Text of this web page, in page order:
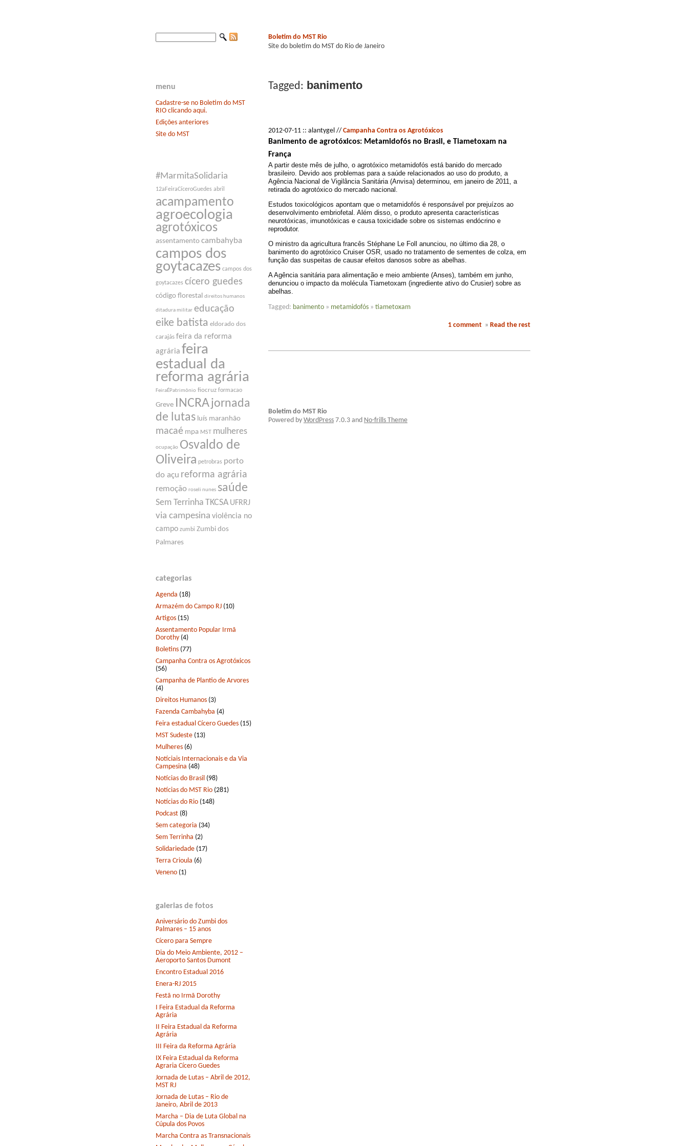
menu
Cadastre-se no Boletim do MST
RIO clicando aqui.
Edições anteriores
Site do MST
#MarmitaSolidaria
12aFeiraCíceroGuedes abril
acampamento
agroecologia
agrotóxicos
assentamento cambahyba
campos dos
goytacazes campos dos
goytacazes cícero guedes
código florestal direitos humanos
ditadura militar educação
eike batista eldorado dos
carajás feira da reforma
agrária feira
estadual da
reforma agrária
FeiraÉPatrimônio fiocruz formacao
Greve INCRA jornada
de lutas luís maranhão
macaé mpa MST mulheres
ocupação Osvaldo de
Oliveira petrobras porto
do açu reforma agrária
remoção roseli nunes saúde
Sem Terrinha TKCSA UFRRJ
via campesina violência no
campo zumbi Zumbi dos
Palmares
categorias
Agenda (18)
Armazém do Campo RJ (10)
Artigos (15)
Assentamento Popular Irmã
Dorothy (4)
Boletins (77)
Campanha Contra os Agrotóxicos
(56)
Campanha de Plantio de Arvores
(4)
Direitos Humanos (3)
Fazenda Cambahyba (4)
Feira estadual Cícero Guedes (15)
MST Sudeste (13)
Mulheres (6)
Notíciais Internacionais e da Via
Campesina (48)
Notícias do Brasil (98)
Notícias do MST Rio (281)
Notícias do Rio (148)
Podcast (8)
Sem categoria (34)
Sem Terrinha (2)
Solidariedade (17)
Terra Crioula (6)
Veneno (1)
galerias de fotos
Aniversário do Zumbi dos
Palmares – 15 anos
Cícero para Sempre
Dia do Meio Ambiente, 2012 –
Aeroporto Santos Dumont
Encontro Estadual 2016
Enera-RJ 2015
Festã no Irmã Dorothy
I Feira Estadual da Reforma
Agrária
II Feira Estadual da Reforma
Agrária
III Feira da Reforma Agrária
IX Feira Estadual da Reforma
Agraria Cícero Guedes
Jornada de Lutas – Abril de 2012,
MST RJ
Jornada de Lutas – Rio de
Janeiro, Abril de 2013
Marcha – Dia de Luta Global na
Cúpula dos Povos
Marcha Contra as Transnacionais
Boletim do MST Rio
Site do boletim do MST do Rio de Janeiro
Tagged: banimento
2012-07-11 :: alantygel // Campanha Contra os Agrotóxicos
Banimento de agrotóxicos: Metamidofós no Brasil, e Tiametoxam na
França
A partir deste mês de julho, o agrotóxico metamidofós está banido do mercado
brasileiro. Devido aos problemas para a saúde relacionados ao uso do produto, a
Agência Nacional de Vigilância Sanitária (Anvisa) determinou, em janeiro de 2011, a
retirada do agrotóxico do mercado nacional.
Estudos toxicológicos apontam que o metamidofós é responsável por prejuízos ao
desenvolvimento embriofetal. Além disso, o produto apresenta características
neurotóxicas, imunotóxicas e causa toxicidade sobre os sistemas endócrino e
reprodutor.
O ministro da agricultura francês Stéphane Le Foll anunciou, no último dia 28, o
banimento do agrotóxico Cruiser OSR, usado no tratamento de sementes de colza, em
função das suspeitas de causar efeitos danosos sobre as abelhas.
A Agência sanitária para alimentação e meio ambiente (Anses), também em junho,
denunciou o impacto da molécula Tiametoxam (ingrediente ativo do Crusier) sobre as
abelhas.
Tagged: banimento » metamidofós » tiametoxam
1 comment » Read the rest
Boletim do MST Rio
Powered by WordPress 7.0.3 and No-frills Theme